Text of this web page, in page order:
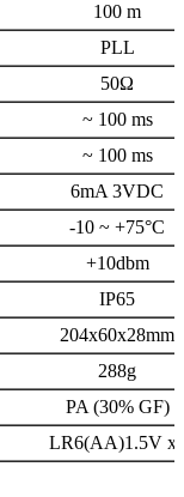
100 m
PLL
50Ω
~ 100 ms
~ 100 ms
6mA 3VDC
-10 ~ +75°C
+10dbm
IP65
204x60x28mm
288g
PA (30% GF)
LR6(AA)1.5V